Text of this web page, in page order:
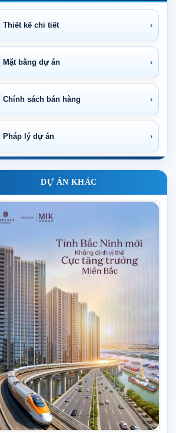
Thiết kế chi tiết ›
Mặt bằng dự án ›
Chính sách bán hàng ›
Pháp lý dự án ›
DỰ ÁN KHÁC